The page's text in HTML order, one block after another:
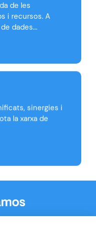
de les
i recursos. A
dades...
sinergies i
la xarxa de